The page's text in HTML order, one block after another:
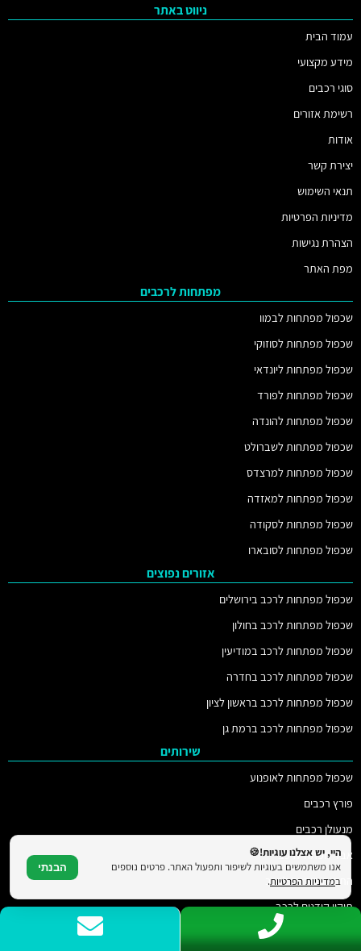
ניווט באתר
עמוד הבית
מידע מקצועי
סוגי רכבים
רשימת אזורים
אודות
יצירת קשר
תנאי השימוש
מדיניות הפרטיות
הצהרת נגישות
מפת האתר
מפתחות לרכבים
שכפול מפתחות לבמוו
שכפול מפתחות לסוזוקי
שכפול מפתחות ליונדאי
שכפול מפתחות לפורד
שכפול מפתחות להונדה
שכפול מפתחות לשברולט
שכפול מפתחות למרצדס
שכפול מפתחות למאזדה
שכפול מפתחות לסקודה
שכפול מפתחות לסובארו
אזורים נפוצים
שכפול מפתחות לרכב בירושלים
שכפול מפתחות לרכב בחולון
שכפול מפתחות לרכב במודיעין
שכפול מפתחות לרכב בחדרה
שכפול מפתחות לרכב בראשון לציון
שכפול מפתחות לרכב ברמת גן
שירותים
שכפול מפתחות לאופנוע
פורץ רכבים
מנעולן רכבים
אבד מפתח לרכב
התקנת קודנים לרכב
תיקון קודנים לרכב
שחזור מפתחות לרכב
היי, יש אצלנו עוגיות!🍪
אנו משתמשים בעוגיות לשיפור ותפעול האתר. פרטים נוספים
במדיניות הפרטיות.
הבנתי